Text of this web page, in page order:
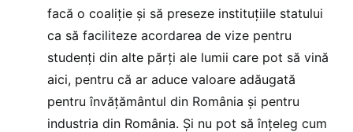
facă o coaliție și să preseze instituțiile statului
ca să faciliteze acordarea de vize pentru
studenți din alte părți ale lumii care pot să vină
aici, pentru că ar aduce valoare adăugată
pentru învățământul din România și pentru
industria din România. Și nu pot să înțeleg cum